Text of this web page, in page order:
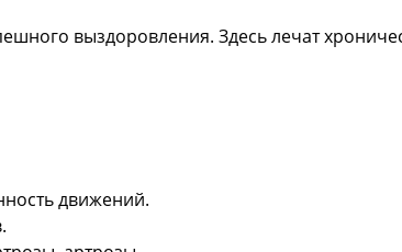
выздоровления. Здесь лечат
движений.